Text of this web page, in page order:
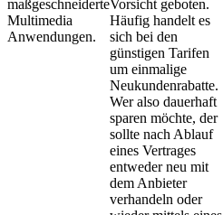
maßgeschneiderte
Multimedia
Anwendungen.
Vorsicht geboten.
Häufig handelt es
sich bei den
günstigen Tarifen
um einmalige
Neukundenrabatte.
Wer also dauerhaft
sparen möchte, der
sollte nach Ablauf
eines Vertrages
entweder neu mit
dem Anbieter
verhandeln oder